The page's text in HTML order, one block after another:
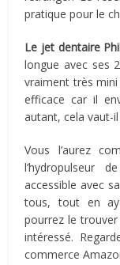
pratique pour le
Le jet dentaire
longue avec ses
vraiment très
efficace car il
autant, cela vaut-
Vous l’aurez
l’hydropulseur
accessible avec
tous, tout en
pourrez le
intéressé.
commerce